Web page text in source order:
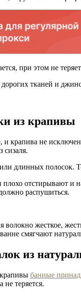
при этом не
тканей и
из крапивы
крапива не
сизаля.
длинных полосок.
отстирывают и
распушиться.
волокно жесткое,
смягчают
из
банные
не теряется.